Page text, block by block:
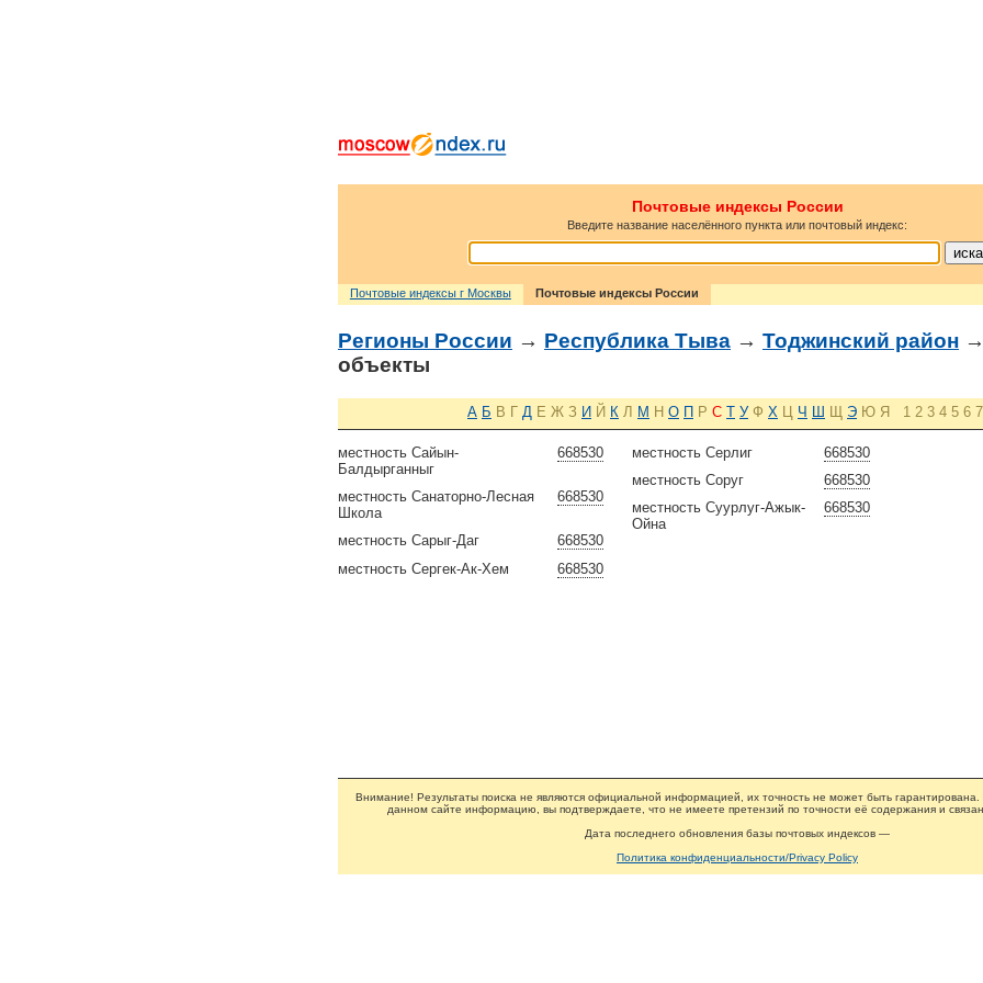
Почтовые индексы России
Введите название населённого пункта или почтовый индекс:
Почтовые индексы г Москвы Почтовые индексы России
Регионы России → Республика Тыва → Тоджинский район
объекты
А Б В Г Д Е Ж З И Й К Л М Н О П Р С Т У Ф Х Ц Ч Ш Щ Э Ю Я 1 2 3 4 5 6 7
668530
местность Сайын-
Балдырганныг
668530
местность Санаторно-Лесная
Школа
668530
местность Сарыг-Даг
668530
местность Сергек-Ак-Хем
668530
местность Серлиг
668530
местность Соруг
668530
местность Суурлуг-Ажык-
Ойна
Внимание! Результаты поиска не являются официальной информацией, их точность не может быть гарантирована.
данном сайте информацию, вы подтверждаете, что не имеете претензий по точности её содержания и
Дата последнего обновления базы почтовых индексов —
Политика конфиденциальности/Privacy Policy